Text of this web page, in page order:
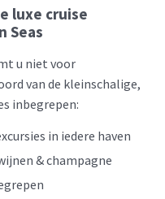
luxe cruise
Seas
u niet voor
van de kleinschalige,
inbegrepen:
in iedere haven
& champagne